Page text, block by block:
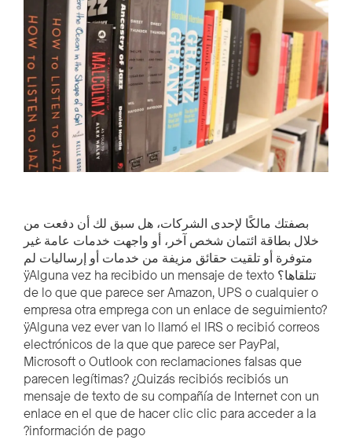
بصفتك مالكًا لإحدى الشركات، هل سبق لك أن دفعت من
خلال بطاقة ائتمان شخص آخر، أو واجهت خدمات عامة غير
متوفرة أو تلقيت حقائق مزيفة من خدمات أو إرساليات لم
تتلقاها؟ ÿAlguna vez ha recibido un mensaje de texto
de lo que que parece ser Amazon, UPS o cualquier o
empresa otra emprega con un enlace de seguimiento?
ÿAlguna vez ever van lo llamó el IRS o recibió correos
electrónicos de la que que parece ser PayPal,
Microsoft o Outlook con reclamaciones falsas que
parecen legítimas? ¿Quizás recibiós recibiós un
mensaje de texto de su compañía de Internet con un
enlace en el que de hacer clic clic para acceder a la
información de pago?